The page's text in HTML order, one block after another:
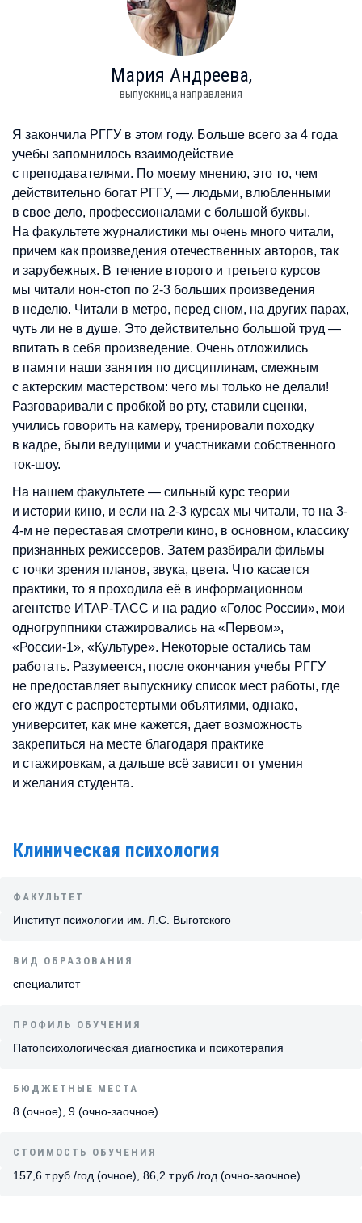
Мария Андреева,
выпускница направления
Я закончила РГГУ в этом году. Больше всего за 4 года
учебы запомнилось взаимодействие
с преподавателями. По моему мнению, это то, чем
действительно богат РГГУ, — людьми, влюбленными
в свое дело, профессионалами с большой буквы.
На факультете журналистики мы очень много читали,
причем как произведения отечественных авторов, так
и зарубежных. В течение второго и третьего курсов
мы читали нон-стоп по 2-3 больших произведения
в неделю. Читали в метро, перед сном, на других парах,
чуть ли не в душе. Это действительно большой труд —
впитать в себя произведение. Очень отложились
в памяти наши занятия по дисциплинам, смежным
с актерским мастерством: чего мы только не делали!
Разговаривали с пробкой во рту, ставили сценки,
учились говорить на камеру, тренировали походку
в кадре, были ведущими и участниками собственного
ток-шоу.
На нашем факультете — сильный курс теории
и истории кино, и если на 2-3 курсах мы читали, то на 3-
4-м не переставая смотрели кино, в основном, классику
признанных режиссеров. Затем разбирали фильмы
с точки зрения планов, звука, цвета. Что касается
практики, то я проходила её в информационном
агентстве ИТАР-ТАСС и на радио «Голос России», мои
одногруппники стажировались на «Первом»,
«России-1», «Культуре». Некоторые остались там
работать. Разумеется, после окончания учебы РГГУ
не предоставляет выпускнику список мест работы, где
его ждут с распростертыми объятиями, однако,
университет, как мне кажется, дает возможность
закрепиться на месте благодаря практике
и стажировкам, а дальше всё зависит от умения
и желания студента.
Клиническая психология
ФАКУЛЬТЕТ
Институт психологии им. Л.С. Выготского
ВИД ОБРАЗОВАНИЯ
специалитет
ПРОФИЛЬ ОБУЧЕНИЯ
Патопсихологическая диагностика и психотерапия
БЮДЖЕТНЫЕ МЕСТА
8 (очное), 9 (очно-заочное)
СТОИМОСТЬ ОБУЧЕНИЯ
157,6 т.руб./год (очное), 86,2 т.руб./год (очно-заочное)